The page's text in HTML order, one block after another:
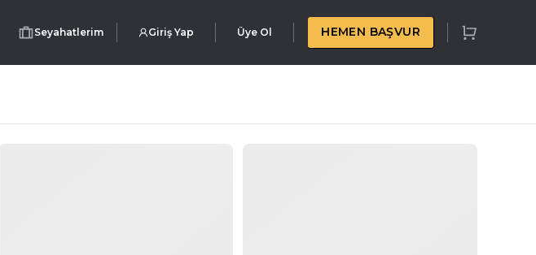
Seyahatlerim Giriş Yap Üye Ol HEMEN BAŞVUR